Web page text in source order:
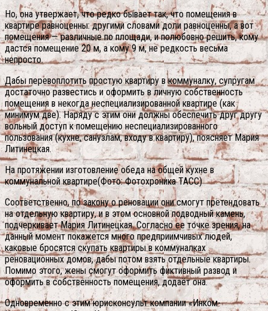
Но, она утвержает, что редко бывает так, что помещения в
квартире равноценны: другими словами доли равноценны, а вот
помещения — различные по площади, и полюбовно решить, кому
дастся помещение 20 м, а кому 9 м, не редкость весьма
непросто.
Дабы перевоплотить простую квартиру в коммуналку, супругам
достаточно развестись и оформить в личную собственность
помещения в некогда неспециализированной квартире (как
минимум две). Наряду с этим они должны обеспечить друг другу
вольный доступ к помещению неспециализированного
пользования (кухне, санузлам, входу в квартиру), поясняет Мария
Литинецкая.
На протяжении изготовление обеда на общей кухне в
коммунальной квартире(Фото: Фотохроника ТАСС)
Соответственно, по закону о реновации они смогут претендовать
на отдельную квартиру, и в этом основной подводный камень,
подчеркивает Мария Литинецкая. Согласно ее точке зрения, на
данный момент покажется много предприимчивых людей,
каковые бросятся скупать квартиры в коммуналках
реновационных домов, дабы потом взять отдельные квартиры.
Помимо этого, жены смогут оформить фиктивный развод и
оформить в собственность помещения, додаёт она.
Одновременно с этим юрисконсульт компании «Инком-